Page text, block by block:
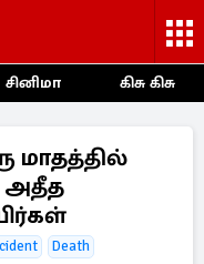
சினிமா கிசு கிசு
மாதத்தில்
அதீத
Death